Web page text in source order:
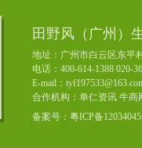
田野风（广州）
地址：广州市白云区东平
电话：400-614-1388 020-
E-mail：
合作机构：单仁资讯 牛商
备案号：粤ICP备